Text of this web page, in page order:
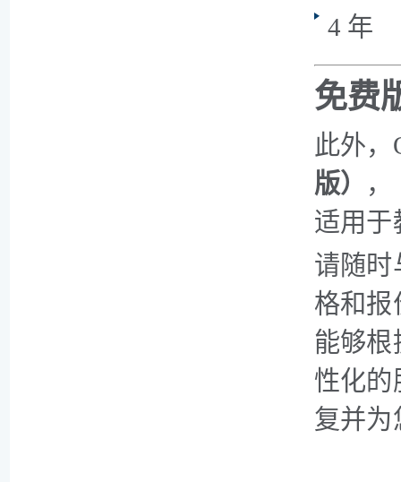
4 年
免费
此外
版）
，
适用于
请随时
格和报
能够根
性化的
复并为